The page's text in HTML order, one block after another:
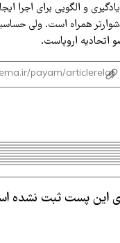
و الگویی برای اجرا
همراه است. ولی
اتحادیه اروپاست.
این پست ثبت نشده